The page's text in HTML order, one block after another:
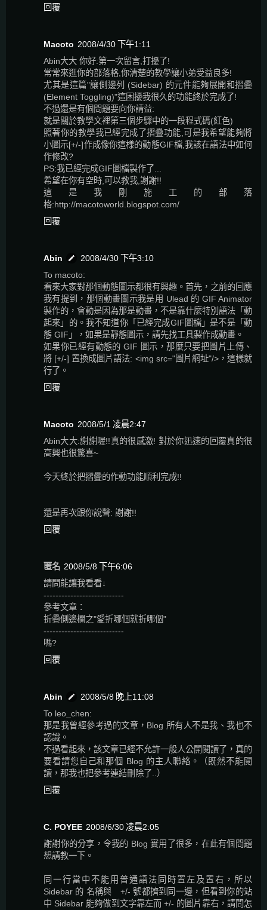
回覆
Macoto 2008/4/30 下午1:11
Abin大大 你好:第一次留言,打擾了!
常常來逛你的部落格,你清楚的教學讓小弟受益良多!
尤其是這篇"讓側邊列 (Sidebar) 的元件能夠展開和摺疊
(Element Toggling)"這困擾我很久的功能終於完成了!
不過還是有個問題要向你請益:
就是關於教學文裡第三個步驟中的一段程式碼(紅色)
照著你的教學我已經完成了摺疊功能,可是我希望能夠將
小圖示[+/-]作成像你這樣的動態GIF檔,我該在語法中如何
作修改?
PS:我已經完成GIF圖檔製作了...
希望在你有空時,可以教我,謝謝!!
這是我剛施工的部落
格:http://macotoworld.blogspot.com/
回覆
Abin
2008/4/30 下午3:10
To macoto:
看來大家對那個動態圖示都很有興趣。首先，之前的回應
我有提到，那個動畫圖示我是用 Ulead 的 GIF Animator
製作的，會動是因為那是動畫，不是靠什麼特別語法「動
起來」的。我不知道你「已經完成GIF圖檔」是不是「動
態 GIF」，如果是靜態圖示，請先找工具製作成動畫。
如果你已經有動態的 GIF 圖示，那麼只要把圖片上傳、
將 [+/-] 置換成圖片語法: <img src="圖片網址"/>，這樣就
行了。
回覆
Macoto 2008/5/1 凌晨2:47
Abin大大:謝謝喔!!真的很感激! 對於你迅速的回覆真的很
高興也很驚喜~
今天終於把摺疊的作動功能順利完成!!
還是再次跟你說聲: 謝謝!!
回覆
匿名 2008/5/8 下午6:06
請問能讓我看看↓
---------------------------
參考文章：
折疊側邊欄之"愛折哪個就折哪個"
---------------------------
嗎?
回覆
Abin
2008/5/8 晚上11:08
To leo_chen:
那是我曾經參考過的文章，Blog 所有人不是我、我也不
認識。
不過看起來，該文章已經不允許一般人公開閱讀了，真的
要看請您自己和那個 Blog 的主人聯絡。（既然不能閱
讀，那我也把參考連結刪除了..）
回覆
C. POYEE 2008/6/30 凌晨2:05
謝謝你的分享，令我的 Blog 實用了很多，在此有個問題
想請教一下。
同一行當中不能用普通語法同時置左及置右，所以
Sidebar 的 名稱與 +/- 號都擠到同一邊，但看到你的站
中 Sidebar 能夠做到文字靠左而 +/- 的圖片靠右，請問怎